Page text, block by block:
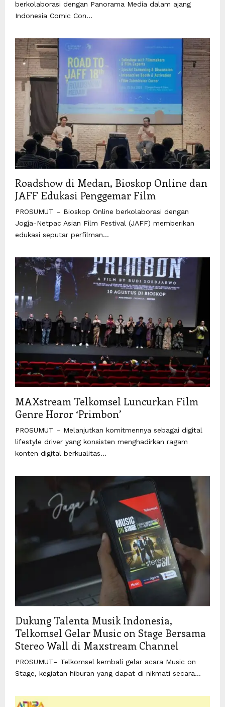
berkolaborasi dengan Panorama Media dalam ajang
Indonesia Comic Con...
Roadshow di Medan, Bioskop Online dan
JAFF Edukasi Penggemar Film
PROSUMUT – Bioskop Online berkolaborasi dengan
Jogja-Netpac Asian Film Festival (JAFF) memberikan
edukasi seputar perfilman...
MAXstream Telkomsel Luncurkan Film
Genre Horor ‘Primbon’
PROSUMUT – Melanjutkan komitmennya sebagai digital
lifestyle driver yang konsisten menghadirkan ragam
konten digital berkualitas...
Dukung Talenta Musik Indonesia,
Telkomsel Gelar Music on Stage Bersama
Stereo Wall di Maxstream Channel
PROSUMUT– Telkomsel kembali gelar acara Music on
Stage, kegiatan hiburan yang dapat di nikmati secara...